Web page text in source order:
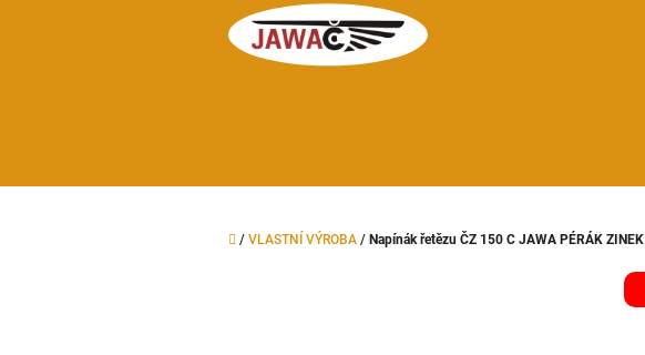
Domů
/ VLASTNÍ VÝROBA / Napínák řetězu ČZ 150 C JAWA PÉRÁK ZINEK